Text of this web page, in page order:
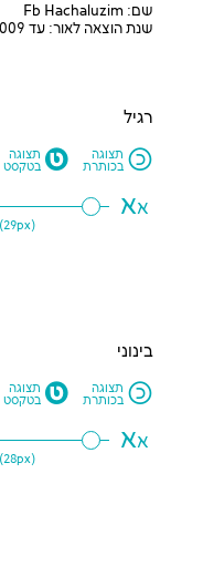
שם: Fb Hachaluzim
שנת הוצאה לאור: עד 2009
רגיל
N תצוגה
בכותרת
M תצוגה
בטקסט
אא
(
29px)
בינוני
N תצוגה
בכותרת
M תצוגה
בטקסט
אא
(
28px)